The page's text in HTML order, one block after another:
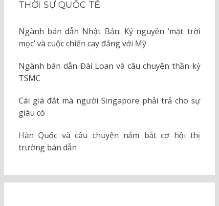
THỜI SỰ QUỐC TẾ
Ngành bán dẫn Nhật Bản: Kỷ nguyên ‘mặt trời
mọc’ và cuộc chiến cay đắng với Mỹ
Ngành bán dẫn Đài Loan và câu chuyện thần kỳ
TSMC
Cái giá đắt mà người Singapore phải trả cho sự
giàu có
Hàn Quốc và câu chuyện nắm bắt cơ hội thị
trường bán dẫn